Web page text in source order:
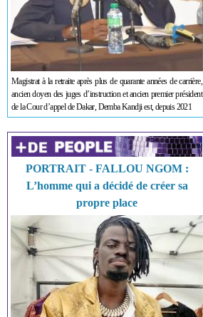
Magistrat à la retraite après plus de quarante années de carrière,
ancien doyen des juges d’instruction et ancien premier président
de la Cour d’appel de Dakar, Demba Kandji est, depuis 2021
PORTRAIT - FALLOU NGOM :
L’homme qui a décidé de créer sa
propre place